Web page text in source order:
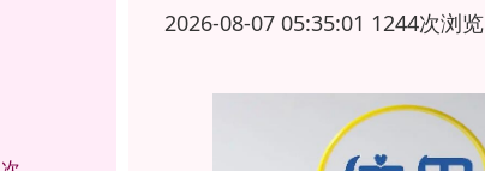
2026-08-07 05:35:01 1244次浏览